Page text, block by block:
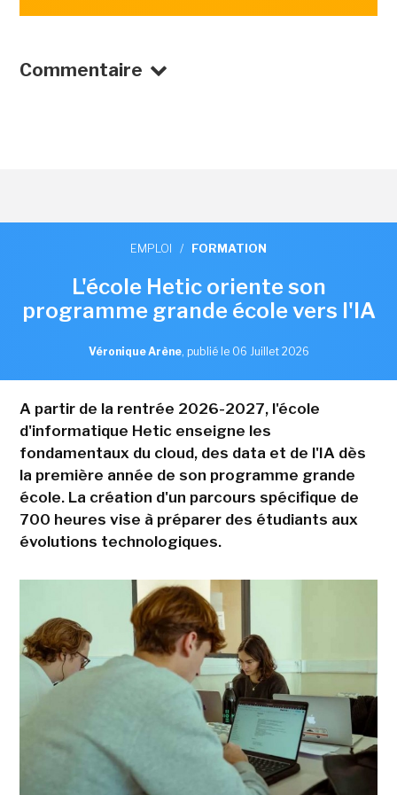
Commentaire
EMPLOI / FORMATION
L'école Hetic oriente son
programme grande école vers l'IA
Véronique Arène, publié le 06 Juillet 2026
A partir de la rentrée 2026-2027, l'école
d'informatique Hetic enseigne les
fondamentaux du cloud, des data et de l'IA dès
la première année de son programme grande
école. La création d'un parcours spécifique de
700 heures vise à préparer des étudiants aux
évolutions technologiques.